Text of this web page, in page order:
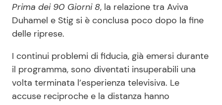
Prima dei 90 Giorni 8, la relazione tra Aviva
Duhamel e Stig si è conclusa poco dopo la fine
delle riprese.
I continui problemi di fiducia, già emersi durante
il programma, sono diventati insuperabili una
volta terminata l’esperienza televisiva. Le
accuse reciproche e la distanza hanno